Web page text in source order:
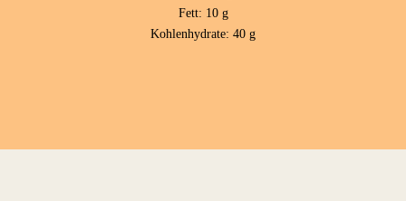
Fett: 10 g
Kohlenhydrate: 40 g